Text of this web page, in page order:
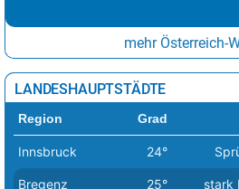
mehr Österreich-
LANDESHAUPTSTÄDTE
Region Grad
Innsbruck 24°
Bregenz 25° stark